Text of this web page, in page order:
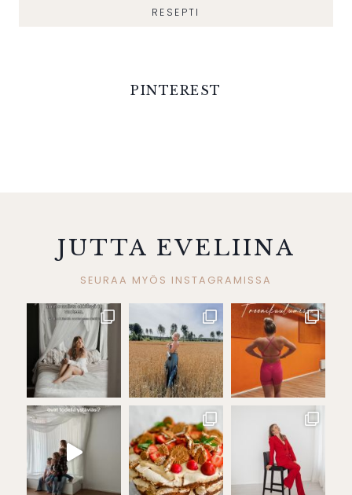
RESEPTI
PINTEREST
JUTTA EVELIINA
SEURAA MYÖS INSTAGRAMISSA